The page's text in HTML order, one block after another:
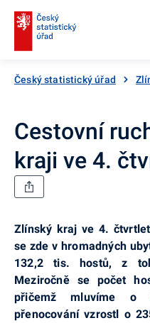
Český statistický úřad
Cestovní
kraji ve 4.
Zlínský kraj ve 4.
se zde v hromadných
132,2 tis. hostů, z
Meziročně se počet
přičemž mluvíme o
přenocování vzrostl o